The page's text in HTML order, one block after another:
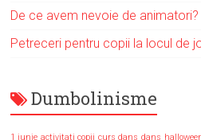
De ce avem nevoie de animatori?
Petreceri pentru copii la locul de
Dumbolinisme
1 iunie activitati copii curs dans dans